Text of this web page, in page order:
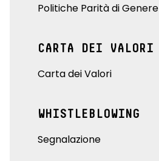
Politiche Parità di Genere
CARTA DEI VALORI
Carta dei Valori
WHISTLEBLOWING
Segnalazione